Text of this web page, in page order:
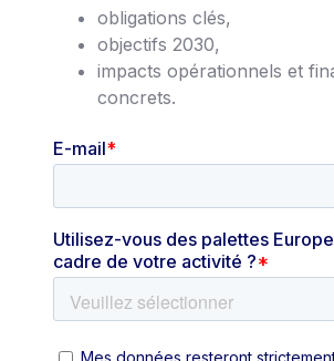
obligations clés,
objectifs 2030,
impacts opérationnels et
concrets.